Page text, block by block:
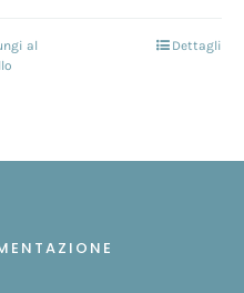
al
Dettagli